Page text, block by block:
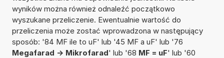
wyników można również odnaleźć początkowo
wyszukane przeliczenie. Ewentualnie wartość do
przeliczenia może zostać wprowadzona w następujący
sposób: '84 MF ile to uF' lub '45 MF a uF' lub '76
Megafarad -> Mikrofarad' lub '68 MF = uF' lub '60